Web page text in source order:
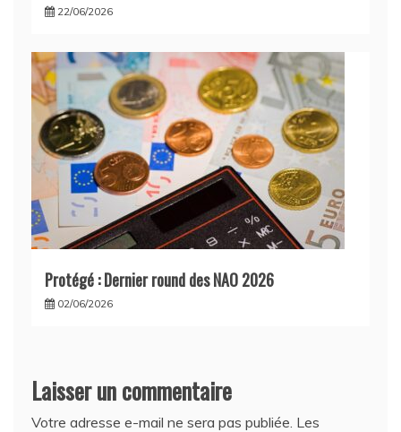
22/06/2026
Protégé : Dernier round des NAO 2026
02/06/2026
Laisser un commentaire
Votre adresse e-mail ne sera pas publiée. Les